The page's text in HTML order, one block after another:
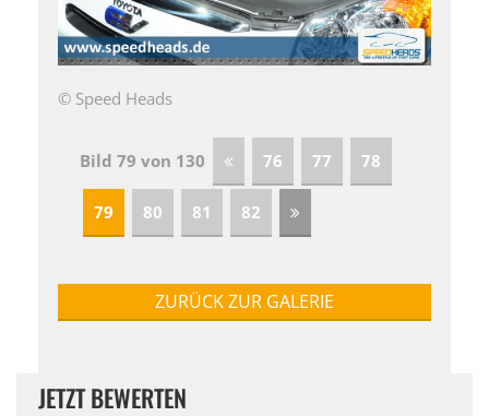
© Speed Heads
Bild 79 von 130 76 77 78
79 80 81 82
ZURÜCK ZUR GALERIE
JETZT BEWERTEN